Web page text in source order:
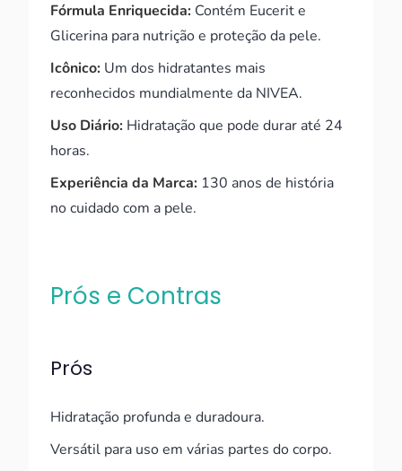
Fórmula Enriquecida: Contém Eucerit e
Glicerina para nutrição e proteção da pele.
Icônico: Um dos hidratantes mais
reconhecidos mundialmente da NIVEA.
Uso Diário: Hidratação que pode durar até 24
horas.
Experiência da Marca: 130 anos de história
no cuidado com a pele.
Prós e Contras
Prós
Hidratação profunda e duradoura.
Versátil para uso em várias partes do corpo.